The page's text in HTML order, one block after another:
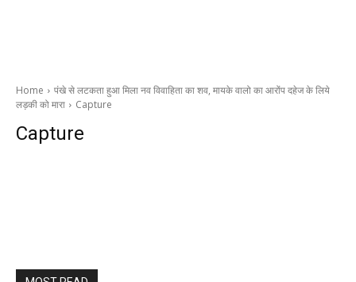
Home
पंखे से लटकता हुआ मिला नव विवाहिता का शव, मायके वालो का आरोंप दहेज के लिये
लड़की को मारा
Capture
Capture